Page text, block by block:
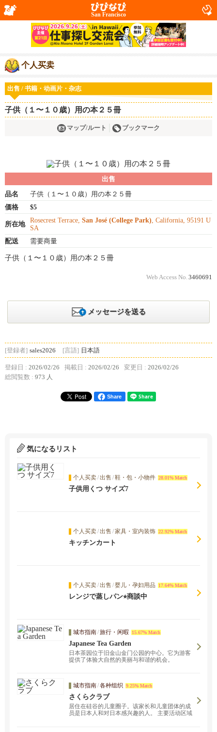
San Francisco
个人买卖
出售 / 书籍・动画片・杂志
子供（１〜１０歳）用の本２５冊
マップ/ルート ブックマーク
出售
品名
子供（１〜１０歳）用の本２５冊
価格
$5
所在地 Rosecrest Terrace, San José (College Park), California, 95191 U
SA
配送
需要商量
子供（１〜１０歳）用の本２５冊
Web Access No. 3460691
メッセージを送る
[登録者] sales2026 [言語] 日本語
登録日 : 2026/02/26 掲載日 : 2026/02/26 変更日 : 2026/02/26
総閲覧数 : 973 人
Share
気になるリスト
个人买卖/出售 /鞋・包・小物件 28.01% Match
子供用くつ サイズ7
个人买卖/出售 /家具・室内装饰 22.92% Match
キッチンカート
个人买卖/出售 /婴儿・孕妇用品 17.64% Match
レンジで蒸しパン⭐︎商談中
城市指南/旅行・闲暇 15.67% Match
Japanese Tea Garden
日本茶园位于旧金山金门公园的中心。它为游客
提供了体验大自然的美丽与和谐的机会。
城市指南/各种组织 9.25% Match
さくらクラブ
居住在硅谷的儿童圈子。该家长和儿童团体的成
员是日本人和对日本感兴趣的人。 主要活动区域